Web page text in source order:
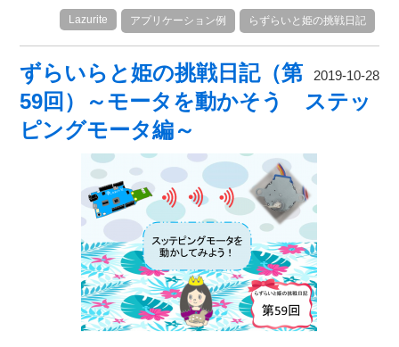
らずらいと姫の挑戦日記
アプリケーション例
Lazurite
2019-10-28
ずらいらと姫の挑戦日記（第
59回）～モータを動かそう ステッ
ピングモータ編～